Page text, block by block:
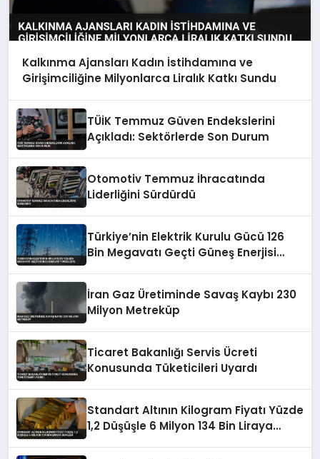
Kalkınma Ajansları Kadın İstihdamına ve
Girişimciliğine Milyonlarca Liralık Katkı Sundu
TÜİK Temmuz Güven Endekslerini
Açıkladı: Sektörlerde Son Durum
Otomotiv Temmuz İhracatında
Liderliğini Sürdürdü
Türkiye’nin Elektrik Kurulu Gücü 126
Bin Megavatı Geçti Güneş Enerjisi
İran Gaz Üretiminde Savaş Kaybı 230
Milyon Metreküp
Ticaret Bakanlığı Servis Ücreti
Konusunda Tüketicileri Uyardı
Standart Altının Kilogram Fiyatı Yüzde
1,2 Düşüşle 6 Milyon 134 Bin Liraya